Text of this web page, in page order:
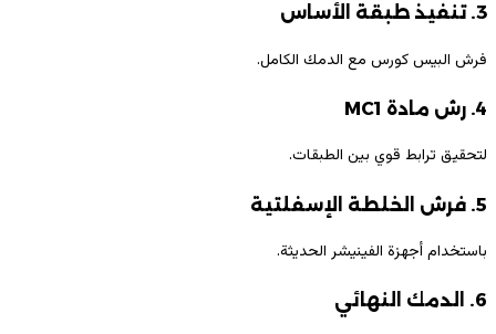
3. تنفيذ طبقة الأساس
فرش البيس كورس مع الدمك الكامل.
4. رش مادة MC1
لتحقيق ترابط قوي بين الطبقات.
5. فرش الخلطة الإسفلتية
باستخدام أجهزة الفينيشر الحديثة.
6. الدمك النهائي